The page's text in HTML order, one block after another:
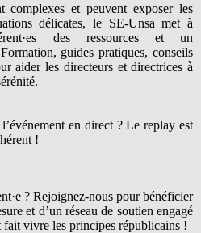
complexes et peuvent exposer les
délicates, le SE-Unsa met à
des ressources et un
guides pratiques, conseils
aider les directeurs et directrices à
en direct ? Le replay est
!
? Rejoignez-nous pour bénéficier
et d’un réseau de soutien engagé
fait vivre les principes républicains !